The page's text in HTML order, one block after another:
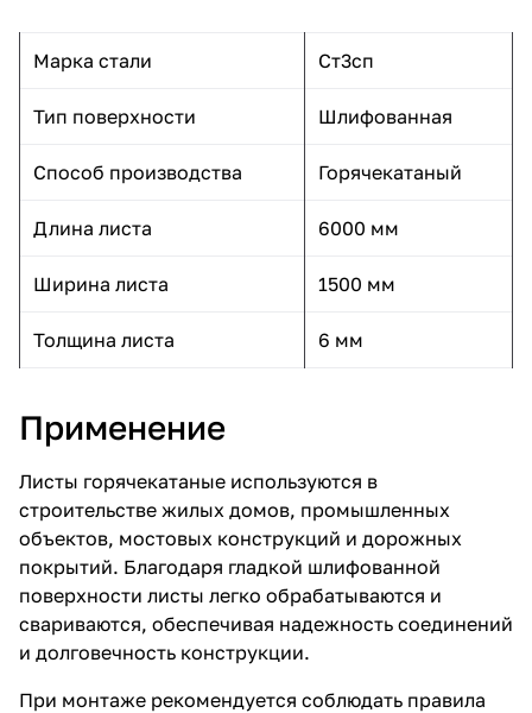
Марка стали Ст3сп
Тип поверхности Шлифованная
Способ производства Горячекатаный
Длина листа 6000 мм
Ширина листа 1500 мм
Толщина листа 6 мм
Применение
Листы горячекатаные используются в
строительстве жилых домов, промышленных
объектов, мостовых конструкций и дорожных
покрытий. Благодаря гладкой шлифованной
поверхности листы легко обрабатываются и
свариваются, обеспечивая надежность соединений
и долговечность конструкции.
При монтаже рекомендуется соблюдать правила